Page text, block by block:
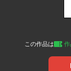
この作品は 作